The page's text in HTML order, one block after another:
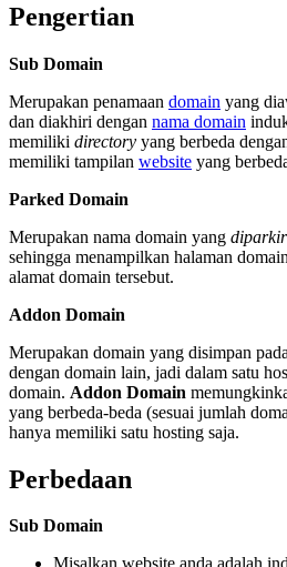
Pengertian
Sub Domain
Merupakan penamaan domain yang
dan diakhiri dengan nama domain
memiliki directory yang berbeda
memiliki tampilan website yang
Parked Domain
Merupakan nama domain yang diparkir
sehingga menampilkan halaman
alamat domain tersebut.
Addon Domain
Merupakan domain yang disimpan pada
dengan domain lain, jadi dalam satu
domain. Addon Domain
yang berbeda-beda (sesuai jumlah
hanya memiliki satu hosting saja.
Perbedaan
Sub Domain